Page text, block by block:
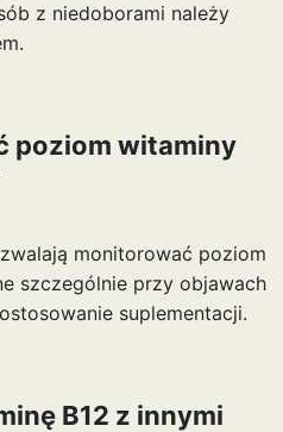
z niedoborami należy
poziom witaminy
monitorować poziom
szczególnie przy objawach
suplementacji.
B12 z innymi